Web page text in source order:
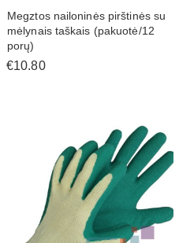
Megztos nailoninės pirštinės su
mėlynais taškais (pakuotė/12
porų)
€10.80